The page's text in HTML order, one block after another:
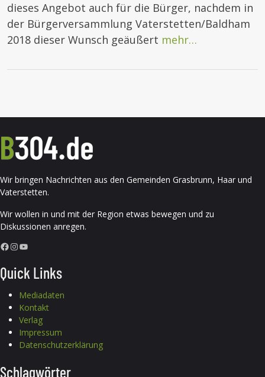
dieses Angebot auch für die Bürger, nachdem in
der Bürgerversammlung Vaterstetten/Baldham
2018 dieser Wunsch geäußert mehr…
Wir bringen Nachrichten aus den Gemeinden Grasbrunn, Haar und
Vaterstetten.
Wir wollen in und mit der Region etwas bewegen und zu
Diskussionen anregen.
Facebook InstagramYouTube
Quick Links
Mediadaten
Kontakt
Verlag
Impressum
Datenschutzerklärung
Schlagwörter